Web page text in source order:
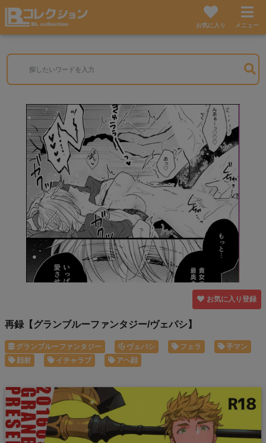
お気に入り メニュー
お気に入り登録
再録【グランブルーファンタジー/ヴェパシ】
グランブルーファンタジー ヴェパシ フェラ
手マン
顔射
イチャラブ アヘ顔